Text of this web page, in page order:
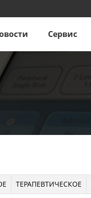
Сервис
ТЕРАПЕВТИЧЕСКОЕ